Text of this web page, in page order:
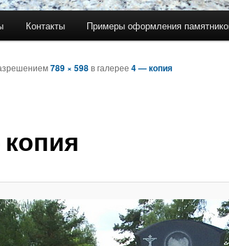
Контакты Примеры оформления
789 × 598в галерее 4 — копия